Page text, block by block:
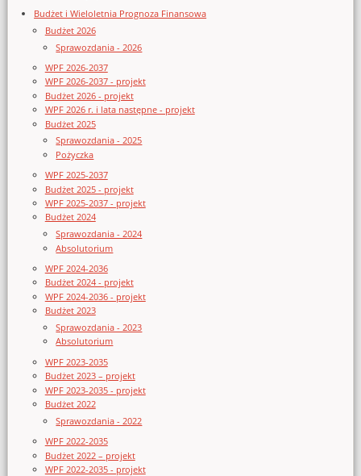
Budżet i Wieloletnia Prognoza Finansowa
Budżet 2026
Sprawozdania - 2026
WPF 2026-2037
WPF 2026-2037 - projekt
Budżet 2026 - projekt
WPF 2026 r. i lata następne - projekt
Budżet 2025
Sprawozdania - 2025
Pożyczka
WPF 2025-2037
Budżet 2025 - projekt
WPF 2025-2037 - projekt
Budżet 2024
Sprawozdania - 2024
Absolutorium
WPF 2024-2036
Budżet 2024 - projekt
WPF 2024-2036 - projekt
Budżet 2023
Sprawozdania - 2023
Absolutorium
WPF 2023-2035
Budżet 2023 – projekt
WPF 2023-2035 - projekt
Budżet 2022
Sprawozdania - 2022
WPF 2022-2035
Budżet 2022 – projekt
WPF 2022-2035 - projekt